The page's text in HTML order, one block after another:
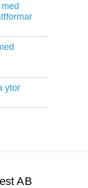
ytor
AB